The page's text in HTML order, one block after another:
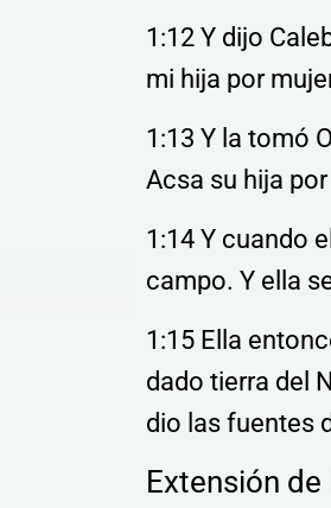
1:12 Y dijo
mi hija por
1:13 Y la tomó
Acsa su hija
1:14 Y cuando
campo. Y ella
1:15 Ella
dado tierra del
dio las fuentes
Extensión